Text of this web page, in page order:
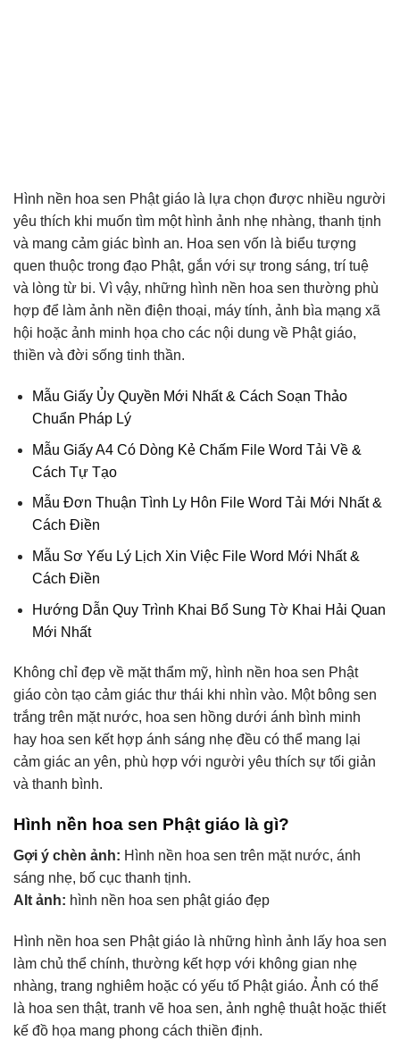
Hình nền hoa sen Phật giáo là lựa chọn được nhiều người
yêu thích khi muốn tìm một hình ảnh nhẹ nhàng, thanh tịnh
và mang cảm giác bình an. Hoa sen vốn là biểu tượng
quen thuộc trong đạo Phật, gắn với sự trong sáng, trí tuệ
và lòng từ bi. Vì vậy, những hình nền hoa sen thường phù
hợp để làm ảnh nền điện thoại, máy tính, ảnh bìa mạng xã
hội hoặc ảnh minh họa cho các nội dung về Phật giáo,
thiền và đời sống tinh thần.
Mẫu Giấy Ủy Quyền Mới Nhất & Cách Soạn Thảo
Chuẩn Pháp Lý
Mẫu Giấy A4 Có Dòng Kẻ Chấm File Word Tải Về &
Cách Tự Tạo
Mẫu Đơn Thuận Tình Ly Hôn File Word Tải Mới Nhất &
Cách Điền
Mẫu Sơ Yếu Lý Lịch Xin Việc File Word Mới Nhất &
Cách Điền
Hướng Dẫn Quy Trình Khai Bổ Sung Tờ Khai Hải Quan
Mới Nhất
Không chỉ đẹp về mặt thẩm mỹ, hình nền hoa sen Phật
giáo còn tạo cảm giác thư thái khi nhìn vào. Một bông sen
trắng trên mặt nước, hoa sen hồng dưới ánh bình minh
hay hoa sen kết hợp ánh sáng nhẹ đều có thể mang lại
cảm giác an yên, phù hợp với người yêu thích sự tối giản
và thanh bình.
Hình nền hoa sen Phật giáo là gì?
Gợi ý chèn ảnh: Hình nền hoa sen trên mặt nước, ánh
sáng nhẹ, bố cục thanh tịnh.
Alt ảnh: hình nền hoa sen phật giáo đẹp
Hình nền hoa sen Phật giáo là những hình ảnh lấy hoa sen
làm chủ thể chính, thường kết hợp với không gian nhẹ
nhàng, trang nghiêm hoặc có yếu tố Phật giáo. Ảnh có thể
là hoa sen thật, tranh vẽ hoa sen, ảnh nghệ thuật hoặc thiết
kế đồ họa mang phong cách thiền định.